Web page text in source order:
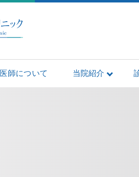
医師について 当院紹介